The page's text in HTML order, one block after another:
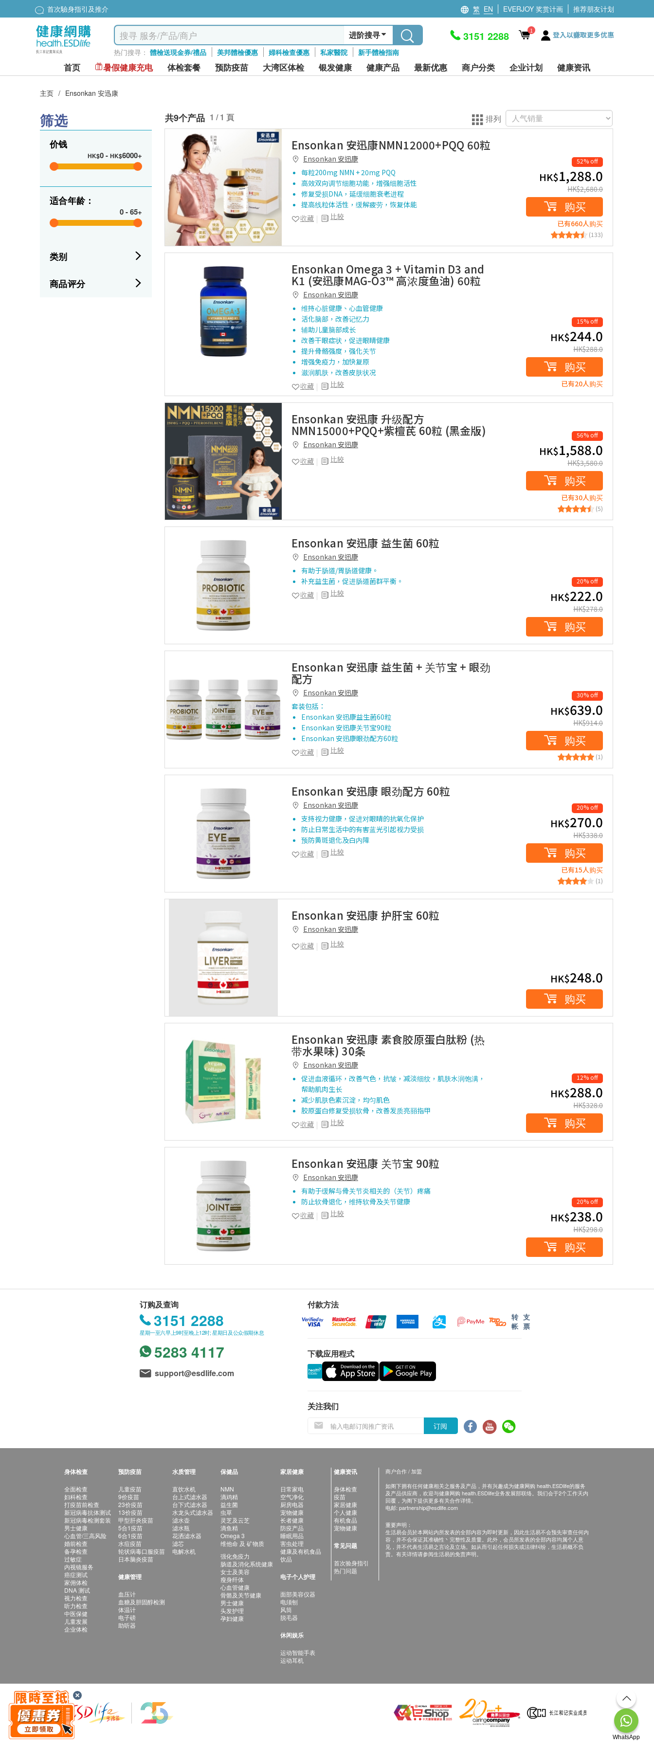
首次驗身指引及推介 繁 EN EVERJOY 奖赏计画 推荐朋友计划
进阶搜寻
热门搜寻： 體檢送現金券/禮品 美邦體檢優惠 婦科檢查優惠 私家醫院 新手體檢指南
3151 2288 1 登入以赚取更多优惠
首页 暑假健康充电 体检套餐 预防疫苗 大湾区体检 银发健康 健康产品 最新优惠 商户分类 企业计划 健康资讯
主页 / Ensonkan 安迅康
筛选
价钱
HK$0- HK$6000+
适合年龄：
0-65+
类别
商品评分
共9个产品 1 / 1 頁 排列
Ensonkan 安迅康NMN12000+PQQ 60粒
Ensonkan 安迅康
每粒200mg NMN + 20mg PQQ
高效双向调节细胞功能，增强细胞活性
修复受损DNA，延缓细胞衰老进程
提高线粒体活性，缓解疲劳，恢复体能
比较
收藏
52% off
HK$1,288.0
HK$2,680.0
购买
已有660人购买
(133)
Ensonkan Omega 3 + Vitamin D3 and
K1 (安迅康MAG-O3™ 高浓度鱼油) 60粒
Ensonkan 安迅康
维持心脏健康、心血管健康
活化脑部，改善记忆力
辅助儿童脑部成长
改善干眼症状，促进眼睛健康
提升骨骼强度，强化关节
增强免疫力，加快复原
滋润肌肤，改善皮肤状况
比较
收藏
15% off
HK$244.0
HK$288.0
购买
已有20人购买
Ensonkan 安迅康 升级配方
NMN15000+PQQ+紫檀芪 60粒 (黑金版)
Ensonkan 安迅康
比较
收藏
56% off
HK$1,588.0
HK$3,580.0
购买
已有30人购买
(5)
Ensonkan 安迅康 益生菌 60粒
Ensonkan 安迅康
有助于肠道/胃肠道健康。
补充益生菌，促进肠道菌群平衡。
比较
收藏
20% off
HK$222.0
HK$278.0
购买
Ensonkan 安迅康 益生菌 + 关节宝 + 眼劲
配方
Ensonkan 安迅康
套装包括：
Ensonkan 安迅康益生菌60粒
Ensonkan 安迅康关节宝90粒
Ensonkan 安迅康眼劲配方60粒
比较
收藏
30% off
HK$639.0
HK$914.0
购买
(1)
Ensonkan 安迅康 眼劲配方 60粒
Ensonkan 安迅康
支持视力健康，促进对眼睛的抗氧化保护
防止日常生活中的有害蓝光引起视力受损
预防黄斑退化及白内障
比较
收藏
20% off
HK$270.0
HK$338.0
购买
已有15人购买
(1)
Ensonkan 安迅康 护肝宝 60粒
Ensonkan 安迅康
比较
收藏
HK$248.0
购买
Ensonkan 安迅康 素食胶原蛋白肽粉 (热
带水果味) 30条
Ensonkan 安迅康
促进血液循环，改善气色，抗皱，减淡细纹，肌肤水润饱满，
帮助肌肉生长
减少肌肤色素沉淀，均匀肌色
胶原蛋白修复受损软骨，改善发质亮丽指甲
比较
收藏
12% off
HK$288.0
HK$328.0
购买
Ensonkan 安迅康 关节宝 90粒
Ensonkan 安迅康
有助于缓解与骨关节炎相关的（关节）疼痛
防止软骨退化，维持软骨及关节健康
比较
收藏
20% off
HK$238.0
HK$298.0
购买
订购及查询
3151 2288
星期一至六早上9时至晚上12时; 星期日及公众假期休息
5283 4117
support@esdlife.com
付款方法
转
帐
支
票
下载应用程式
关注我们
订阅
身体检查
全面检查
妇科检查
打疫苗前检查
新冠病毒抗体测试
新冠病毒检测套装
男士健康
心血管/三高风险
婚前检查
备孕检查
过敏症
内视镜服务
癌症测试
家佣体检
DNA 测试
视力检查
听力检查
中医保健
儿童发展
企业体检
预防疫苗
儿童疫苗
9价疫苗
23价疫苗
13价疫苗
甲型肝炎疫苗
5合1疫苗
6合1疫苗
水痘疫苗
轮状病毒口服疫苗
日本脑炎疫苗
健康管理
血压计
血糖及胆固醇检测
体温计
电子磅
助听器
水质管理
直饮水机
台上式滤水器
台下式滤水器
水龙头式滤水器
滤水壶
滤水瓶
花洒滤水器
滤芯
电解水机
保健品
NMN
滴鸡精
益生菌
虫草
灵芝及云芝
滴鱼精
Omega 3
维他命 及 矿物质
强化免疫力
肠道及消化系统健康
女士及美容
瘦身纤体
心血管健康
骨骼及关节健康
男士健康
头发护理
孕妇健康
家居健康
日常家电
空气净化
厨房电器
宠物健康
长者健康
防疫产品
睡眠用品
害虫处理
健康及有机食品
饮品
电子个人护理
面部美容仪器
电须刨
风筒
脱毛器
休闲娱乐
运动智能手表
运动耳机
健康资讯
身体检查
疫苗
家居健康
个人健康
有机食品
宠物健康
常见问题
首次验身指引
热门问题
商户合作 / 加盟
如阁下拥有任何健康相关之服务及产品，并有兴趣成为健康网购 health.ESDlife的服务
及产品供应商，欢迎与健康网购 health.ESDlife业务发展部联络。我们会于2个工作天内
回覆，为阁下提供更多有关合作详情。
电邮: partnership@esdlife.com
重要声明：
生活易会员於本网站内所发表的全部内容为即时更新，因此生活易不会预先审查任何内
容，并不会保证其准确性丶完整性及质量。此外，会员所发表的全部内容均属个人意
见，并不代表生活易之言论及立场。如从而引起任何损失或法律纠纷，生活易概不负
责。有关详情请参阅生活易的免责声明。
WhatsApp